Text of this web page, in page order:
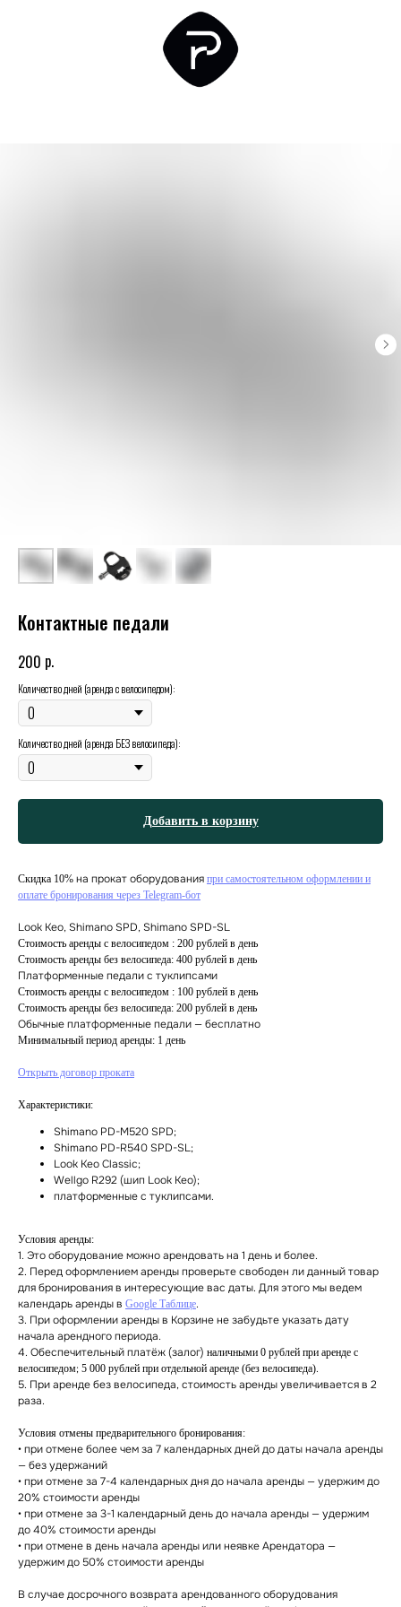
Контактные педали
200 р.
Количество дней (аренда c велосипедом):
Количество дней (аренда БЕЗ велосипеда):
Добавить в корзину
Скидка 10% на прокат оборудования при самостоятельном оформлении и
оплате бронирования через Telegram-бот
Look Keo, Shimano SPD, Shimano SPD-SL
Стоимость аренды с велосипедом : 200 рублей в день
Стоимость аренды без велосипеда: 400 рублей в день
Платформенные педали с туклипсами
Стоимость аренды с велосипедом : 100 рублей в день
Стоимость аренды без велосипеда: 200 рублей в день
Обычные платформенные педали — бесплатно
Минимальный период аренды: 1 день
Открыть договор проката
Характеристики:
Shimano PD-M520 SPD;
Shimano PD-R540 SPD-SL;
Look Keo Classic;
Wellgo R292 (шип Look Keo);
платформенные с туклипсами.
Условия аренды:
1. Это оборудование можно арендовать на 1 день и более.
2. Перед оформлением аренды проверьте свободен ли данный товар
для бронирования в интересующие вас даты. Для этого мы ведем
календарь аренды в Google Таблице.
3. При оформлении аренды в Корзине не забудьте указать дату
начала арендного периода.
4. Обеспечительный платёж (залог) наличными 0 рублей при аренде с
велосипедом; 5 000 рублей при отдельной аренде (без велосипеда).
5. При аренде без велосипеда, стоимость аренды увеличивается в 2
раза.
Условия отмены предварительного бронирования:
• при отмене более чем за 7 календарных дней до даты начала аренды
— без удержаний
• при отмене за 7-4 календарных дня до начала аренды — удержим до
20% стоимости аренды
• при отмене за 3-1 календарный день до начала аренды — удержим
до 40% стоимости аренды
• при отмене в день начала аренды или неявке Арендатора —
удержим до 50% стоимости аренды
В случае досрочного возврата арендованного оборудования